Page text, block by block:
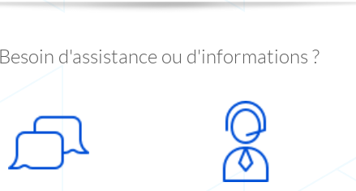
Besoin d'assistance ou d'informations ?